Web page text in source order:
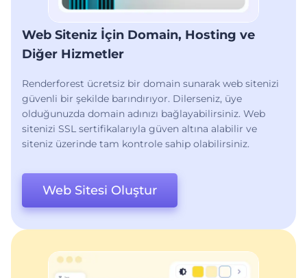
Web Siteniz İçin Domain, Hosting ve
Diğer Hizmetler
Renderforest ücretsiz bir domain sunarak web sitenizi
güvenli bir şekilde barındırıyor. Dilerseniz, üye
olduğunuzda domain adınızı bağlayabilirsiniz. Web
sitenizi SSL sertifikalarıyla güven altına alabilir ve
siteniz üzerinde tam kontrole sahip olabilirsiniz.
Web Sitesi Oluştur